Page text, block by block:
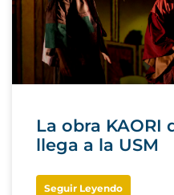
La obra KAORI
llega a la USM
Seguir Leyendo